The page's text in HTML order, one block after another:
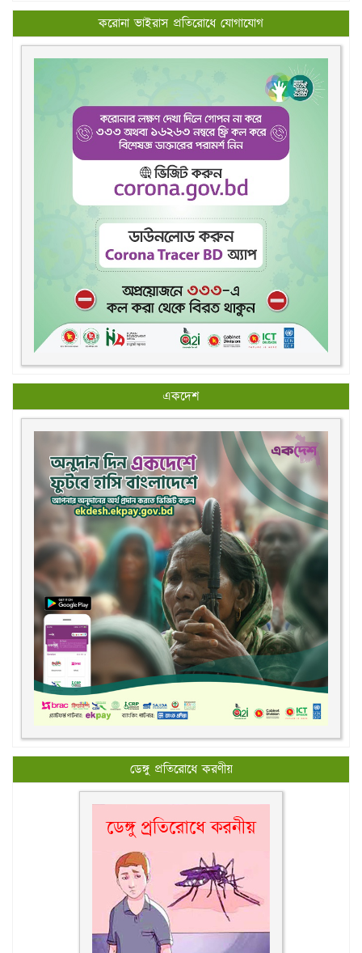
করোনা ভাইরাস প্রতিরোধে যোগাযোগ
একদেশ
ডেঙ্গু প্রতিরোধে করণীয়